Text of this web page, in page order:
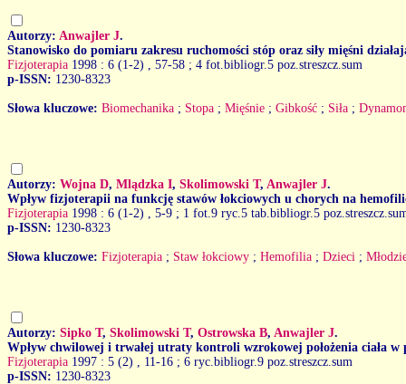
Autorzy: Anwajler J.
Stanowisko do pomiaru zakresu ruchomości stóp oraz siły mięśni
Fizjoterapia 1998 : 6 (1-2)
, 57-58 ; 4 fot.bibliogr.5 poz.streszcz.sum
p-ISSN: 1230-8323
Słowa kluczowe: Biomechanika ; Stopa ; Mięśnie ; Gibkość ; Siła ;
Autorzy: Wojna D, Mlądzka I, Skolimowski T, Anwajler J.
Wpływ fizjoterapii na funkcję stawów łokciowych u chorych na
Fizjoterapia 1998 : 6 (1-2)
, 5-9 ; 1 fot.9 ryc.5 tab.bibliogr.5
p-ISSN: 1230-8323
Słowa kluczowe: Fizjoterapia ; Staw łokciowy ; Hemofilia ; Dzieci ;
Autorzy: Sipko T, Skolimowski T, Ostrowska B, Anwajler J.
Wpływ chwilowej i trwałej utraty kontroli wzrokowej położenia ciała w
Fizjoterapia 1997 : 5 (2)
, 11-16 ; 6 ryc.bibliogr.9 poz.streszcz.sum
p-ISSN: 1230-8323